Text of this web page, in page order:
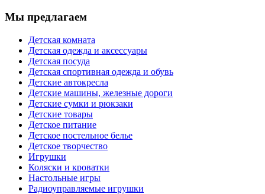
Мы предлагаем
Детская комната
Детская одежда и аксессуары
Детская посуда
Детская спортивная одежда и обувь
Детские автокресла
Детские машины, железные дороги
Детские сумки и рюкзаки
Детские товары
Детское питание
Детское постельное белье
Детское творчество
Игрушки
Коляски и кроватки
Настольные игры
Радиоуправляемые игрушки